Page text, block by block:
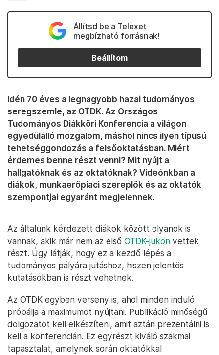
Állítsd be a Telexet
megbízható forrásnak!
Beállítom
Idén 70 éves a legnagyobb hazai tudományos
seregszemle, az OTDK. Az Országos
Tudományos Diákköri Konferencia a világon
egyedülálló mozgalom, máshol nincs ilyen típusú
tehetséggondozás a felsőoktatásban. Miért
érdemes benne részt venni? Mit nyújt a
hallgatóknak és az oktatóknak? Videónkban a
diákok, munkaerőpiaci szereplők és az oktatók
szempontjai egyaránt megjelennek.
Az általunk kérdezett diákok között olyanok is
vannak, akik már nem az első OTDK-jukon vettek
részt. Úgy látják, hogy ez a kezdő lépés a
tudományos pályára jutáshoz, hiszen jelentős
kutatásokban is részt vehetnek.
Az OTDK egyben verseny is, ahol minden induló
próbálja a maximumot nyújtani. Publikáció minőségű
dolgozatot kell elkészíteni, amit aztán prezentálni is
kell a konferencián. Ez egyrészt kiváló szakmai
tapasztalat, amelynek során oktatókkal